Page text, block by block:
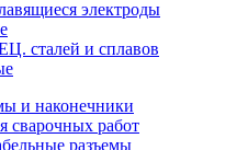
электроды
сталей и сплавов
и наконечники
сварочных работ
разъемы